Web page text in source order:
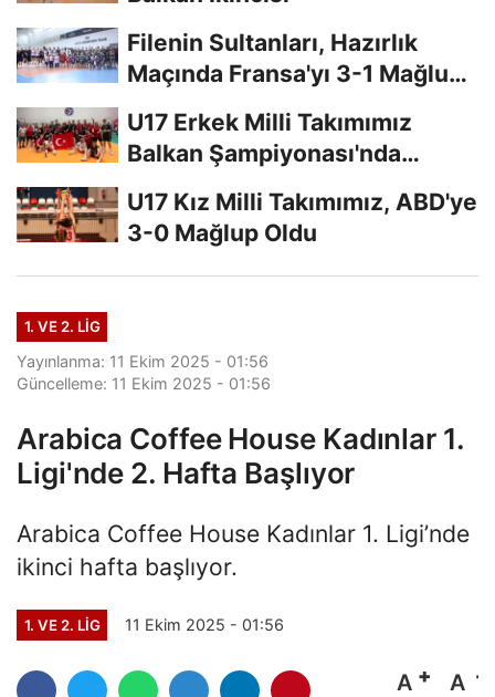
Filenin Sultanları, Hazırlık
Maçında Fransa'yı 3-1 Mağlup
U17 Erkek Milli Takımımız
Balkan Şampiyonası'nda
U17 Kız Milli Takımımız, ABD'ye
3-0 Mağlup Oldu
1. VE 2. LIG
Yayınlanma: 11 Ekim 2025 - 01:56
Güncelleme: 11 Ekim 2025 - 01:56
Arabica Coffee House Kadınlar 1.
Ligi'nde 2. Hafta Başlıyor
Arabica Coffee House Kadınlar 1. Ligi’nde
ikinci hafta başlıyor.
1. VE 2. LIG 11 Ekim 2025 - 01:56
A A